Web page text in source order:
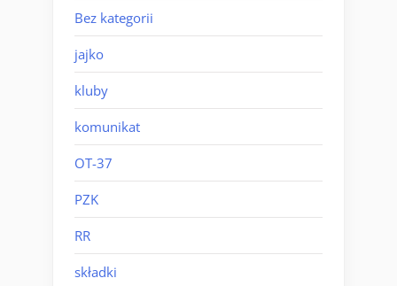
Bez kategorii
jajko
kluby
komunikat
OT-37
PZK
RR
składki